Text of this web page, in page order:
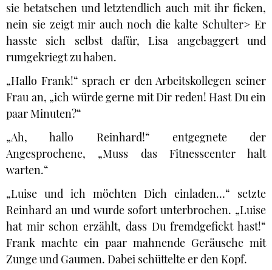
sie betatschen und letztendlich auch mit ihr ficken,
nein sie zeigt mir auch noch die kalte Schulter> Er
hasste sich selbst dafür, Lisa angebaggert und
rumgekriegt zu haben.
„Hallo Frank!“ sprach er den Arbeitskollegen seiner
Frau an, „ich würde gerne mit Dir reden! Hast Du ein
paar Minuten?“
„Ah, hallo Reinhard!“ entgegnete der
Angesprochene, „Muss das Fitnesscenter halt
warten.“
„Luise und ich möchten Dich einladen…“ setzte
Reinhard an und wurde sofort unterbrochen. „Luise
hat mir schon erzählt, dass Du fremdgefickt hast!“
Frank machte ein paar mahnende Geräusche mit
Zunge und Gaumen. Dabei schüttelte er den Kopf.